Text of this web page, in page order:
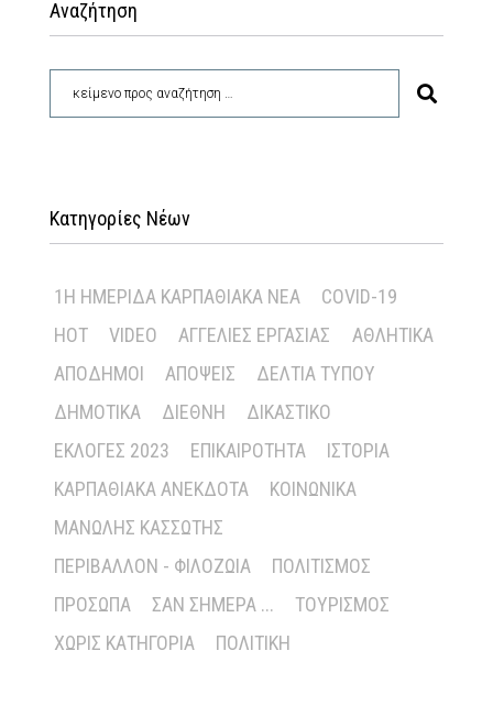
Αναζήτηση
Κατηγορίες Νέων
1Η ΗΜΕΡΊΔΑ ΚΑΡΠΑΘΙΑΚΆ ΝΈΑ
COVID-19
HOT
VIDEO ΑΓΓΕΛΊΕΣ ΕΡΓΑΣΊΑΣ
ΑΘΛΗΤΙΚΆ
ΑΠΌΔΗΜΟΙ
ΑΠΌΨΕΙΣ
ΔΕΛΤΊΑ ΤΎΠΟΥ
ΔΗΜΟΤΙΚΆ
ΔΙΕΘΝΉ
ΔΙΚΑΣΤΙΚΌ
ΕΚΛΟΓΈΣ 2023
ΕΠΙΚΑΙΡΌΤΗΤΑ
ΙΣΤΟΡΊΑ
ΚΑΡΠΑΘΙΑΚΆ ΑΝΈΚΔΟΤΑ
ΚΟΙΝΩΝΙΚΆ
ΜΑΝΏΛΗΣ ΚΑΣΣΏΤΗΣ
ΠΕΡΙΒΆΛΛΟΝ - ΦΙΛΟΖΩΊΑ
ΠΟΛΙΤΙΣΜΌΣ
ΠΡΌΣΩΠΑ
ΣΑΝ ΣΉΜΕΡΑ ...
ΤΟΥΡΙΣΜΌΣ
ΧΩΡΊΣ ΚΑΤΗΓΟΡΊΑ
ΠΟΛΙΤΙΚΉ